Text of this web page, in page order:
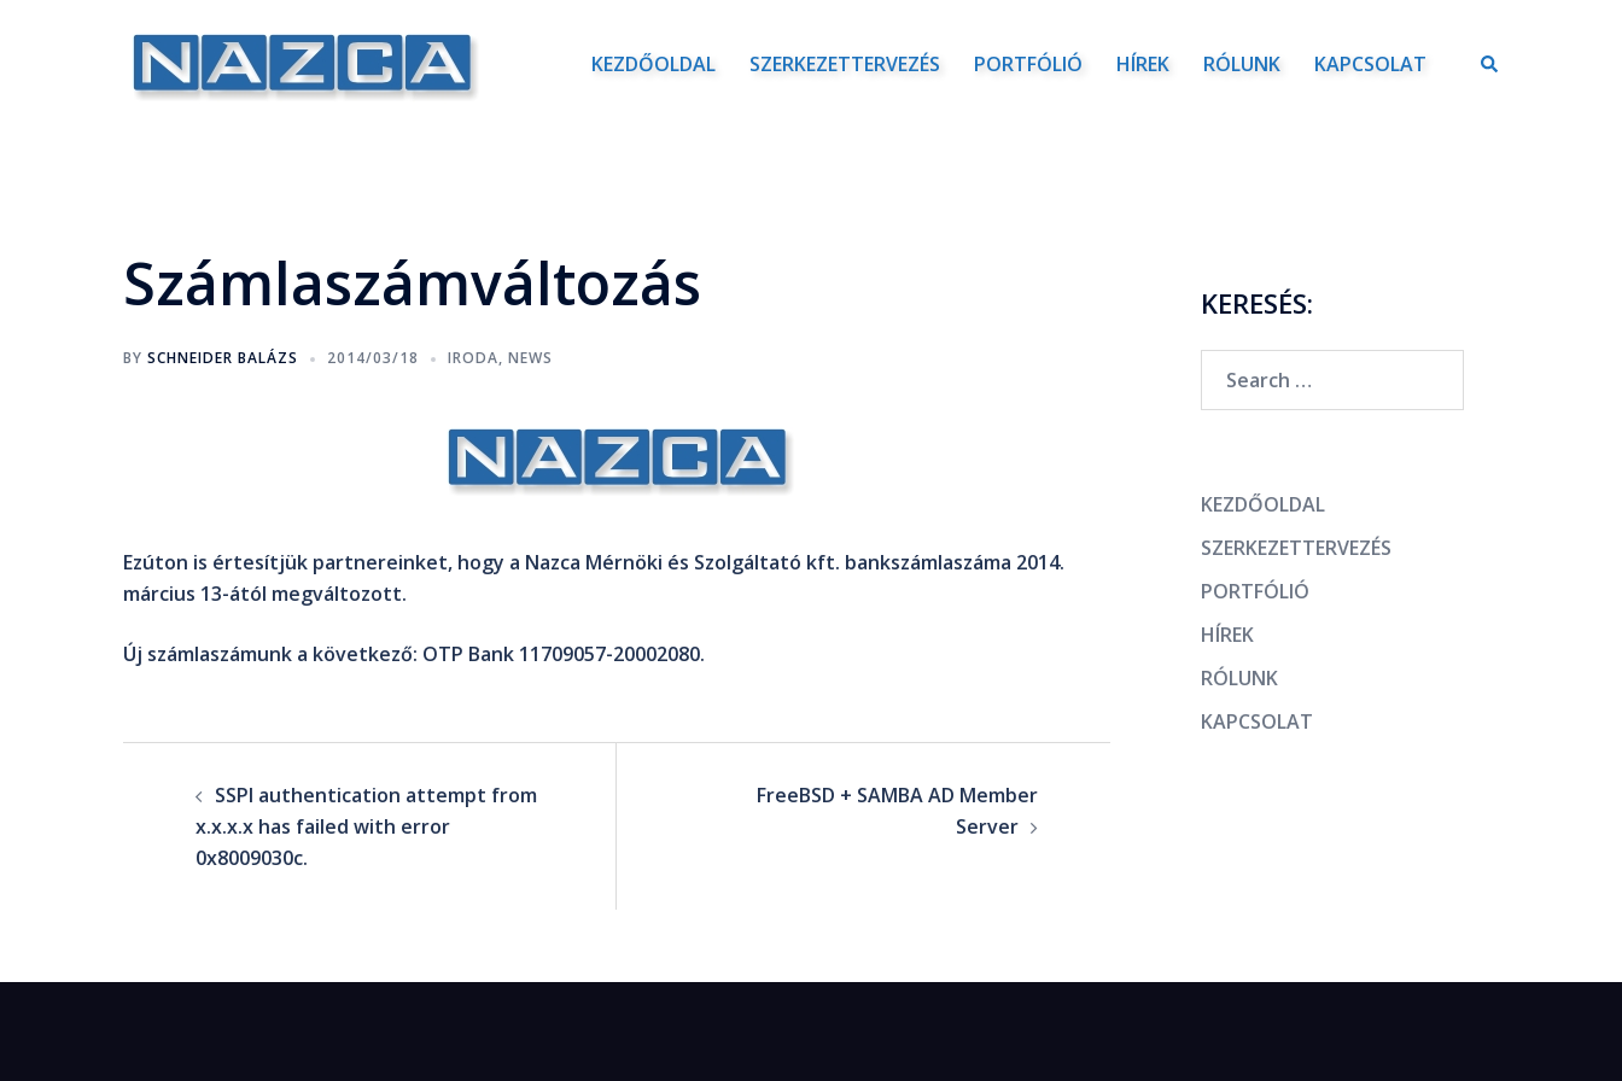
KEZDŐOLDAL SZERKEZETTERVEZÉS PORTFÓLIÓ HÍREK RÓLUNK KAPCSOLAT
Számlaszámváltozás
BY SCHNEIDER BALÁZS 2014/03/18 IRODA, NEWS
Ezúton is értesítjük partnereinket, hogy a Nazca Mérnöki és Szolgáltató kft. bankszámlaszáma 2014.
március 13-ától megváltozott.
Új számlaszámunk a következő: OTP Bank 11709057-20002080.
SSPI authentication attempt from
x.x.x.x has failed with error
0x8009030c.
FreeBSD + SAMBA AD Member
Server
KERESÉS:
KEZDŐOLDAL
SZERKEZETTERVEZÉS
PORTFÓLIÓ
HÍREK
RÓLUNK
KAPCSOLAT